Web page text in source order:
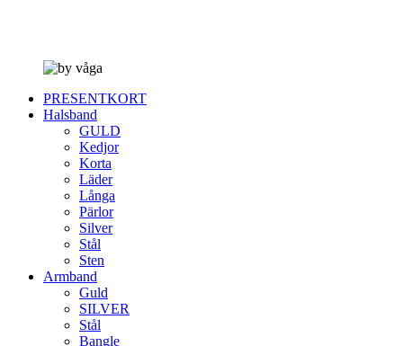
PRESENTKORT
Halsband
GULD
Kedjor
Korta
Läder
Långa
Pärlor
Silver
Stål
Sten
Armband
Guld
SILVER
Stål
Bangle